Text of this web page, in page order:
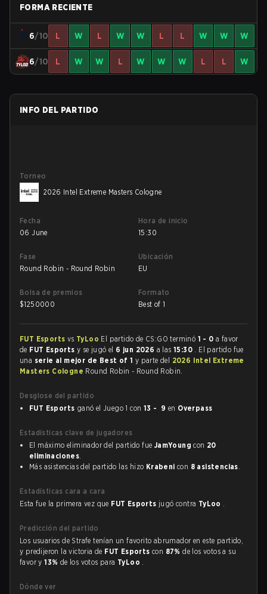
FORMA RECIENTE
6/10 L W L W W L L W W W
6/10 L W W L W W W L L W
INFO DEL PARTIDO
Torneo
2026 Intel Extreme Masters Cologne
Fecha
06 June
Hora de inicio
15:30
Fase
Round Robin - Round Robin
Ubicación
EU
Bolsa de premios
$1250000
Formato
Best of 1
FUT Esports vs TyLoo El partido de CS:GO terminó 1 - 0 a favor
de FUT Esportsy se jugó el 6 jun 2026 a las15:30 . El partido fue
una serie al mejor de Best of 1 y parte del 2026 Intel Extreme
Masters Cologne Round Robin - Round Robin.
Desglose del partido
FUT Esports ganó el Juego 1 con 13 - 9 en Overpass
Estadísticas clave de jugadores
El máximo eliminador del partido fue JamYoung con 20
eliminaciones.
Más asistencias del partido las hizo Krabeni con 8 asistencias.
Estadísticas cara a cara
Esta fue la primera vez que FUT Esports jugó contra TyLoo .
Predicción del partido
Los usuarios de Strafe tenían un favorito abrumador en este partido,
y predijeron la victoria de FUT Esportscon 87%de los votos a su
favor y13% de los votos para TyLoo .
Dónde ver